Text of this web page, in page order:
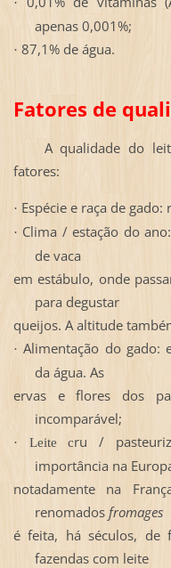
apenas 0,001%;
· 87,1% de água.
Fatores de
A qualidade do leite
fatores:
· Espécie e raça de
· Clima / estação do
de vaca
em estábulo, onde
para degustar
queijos. A altitude
· Alimentação do gado:
da água. As
ervas e flores dos
incomparável;
· Leite cru /
importância na
notadamente na
renomados fromages
é feita, há séculos, de
fazendas com leite